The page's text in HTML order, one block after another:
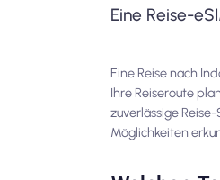
Eine Reise-
Eine Reise nach
Ihre Reiseroute
zuverlässige
Möglichkeiten